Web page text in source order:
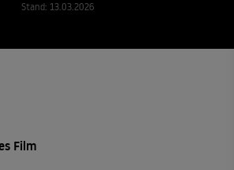
Stand: 13.03.2026
Film